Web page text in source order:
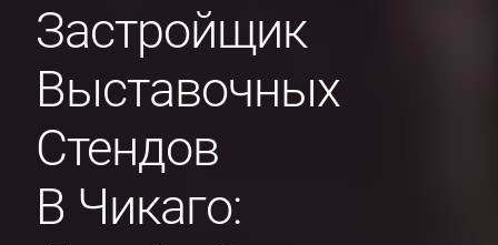
Застройщик
Выставочных
Стендов
В Чикаго: